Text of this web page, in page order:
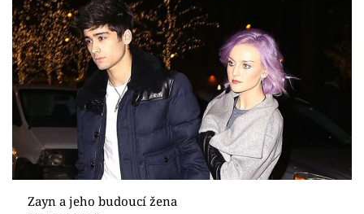
Virály
Sex a vztahy
Sledujte prima+
Přihlášení
Zayn a jeho budoucí žena